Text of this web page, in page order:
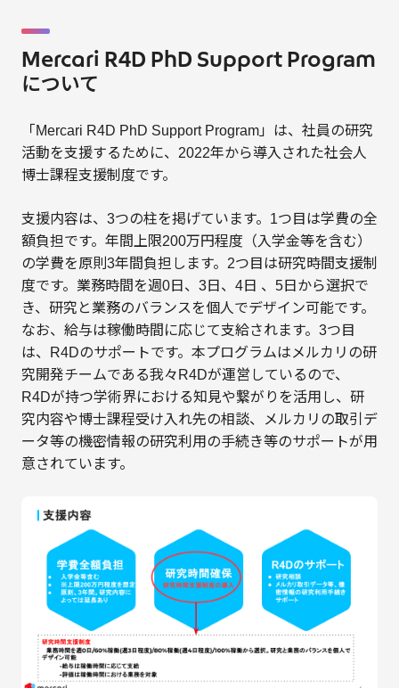
Mercari R4D PhD Support Program
について
「Mercari R4D PhD Support Program」は、社員の研究
活動を支援するために、2022年から導入された社会人
博士課程支援制度です。
支援内容は、3つの柱を掲げています。1つ目は学費の全
額負担です。年間上限200万円程度（入学金等を含む）
の学費を原則3年間負担します。2つ目は研究時間支援制
度です。業務時間を週0日、3日、4日 、5日から選択で
き、研究と業務のバランスを個人でデザイン可能です。
なお、給与は稼働時間に応じて支給されます。3つ目
は、R4Dのサポートです。本プログラムはメルカリの研
究開発チームである我々R4Dが運営しているので、
R4Dが持つ学術界における知見や繋がりを活用し、研
究内容や博士課程受け入れ先の相談、メルカリの取引デ
ータ等の機密情報の研究利用の手続き等のサポートが用
意されています。